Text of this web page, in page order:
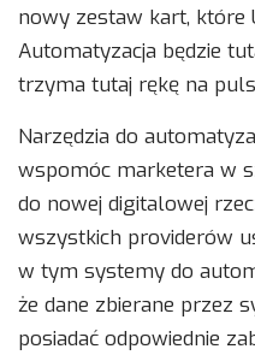
nowy zestaw kart, które
Automatyzacja będzie
trzyma tutaj rękę na
Narzędzia do
wspomóc marketera w
do nowej digitalowej
wszystkich providerów
w tym systemy do
że dane zbierane przez
posiadać odpowiednie